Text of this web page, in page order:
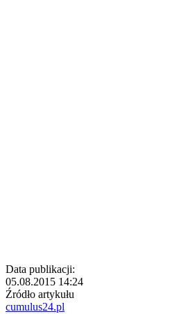
Data publikacji:
05.08.2015 14:24
Źródło artykułu
cumulus24.pl